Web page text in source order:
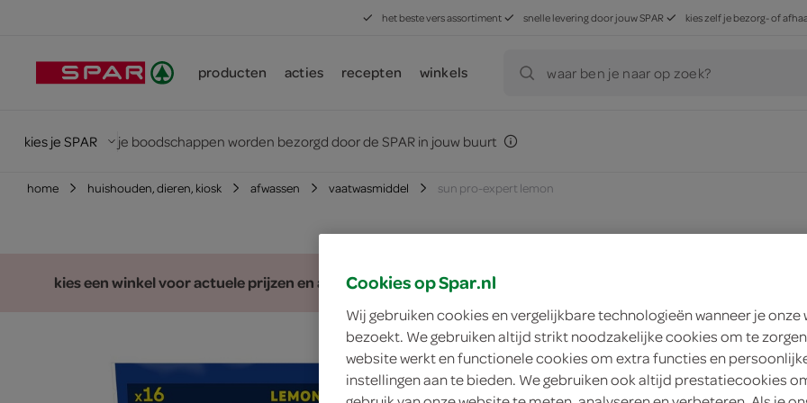
het beste vers assortiment snelle levering door jouw SPAR kies zelf je bezorg- of
producten acties recepten winkels waar ben je naar op zoek?
kies je SPAR je boodschappen worden bezorgd door de SPAR in jouw buurt
home huishouden, dieren, kiosk afwassen vaatwasmiddel sun pro-expert lemon
kies een winkel voor actuele prijzen en assortiment
Sun pro-expert
Cookies op Spar.nl
Wij gebruiken cookies en vergelijkbare technologieën wanneer je onze
bezoekt. We gebruiken altijd strikt noodzakelijke cookies om te
website werkt en functionele cookies om extra functies en
instellingen aan te bieden. We gebruiken ook altijd prestatiecookies